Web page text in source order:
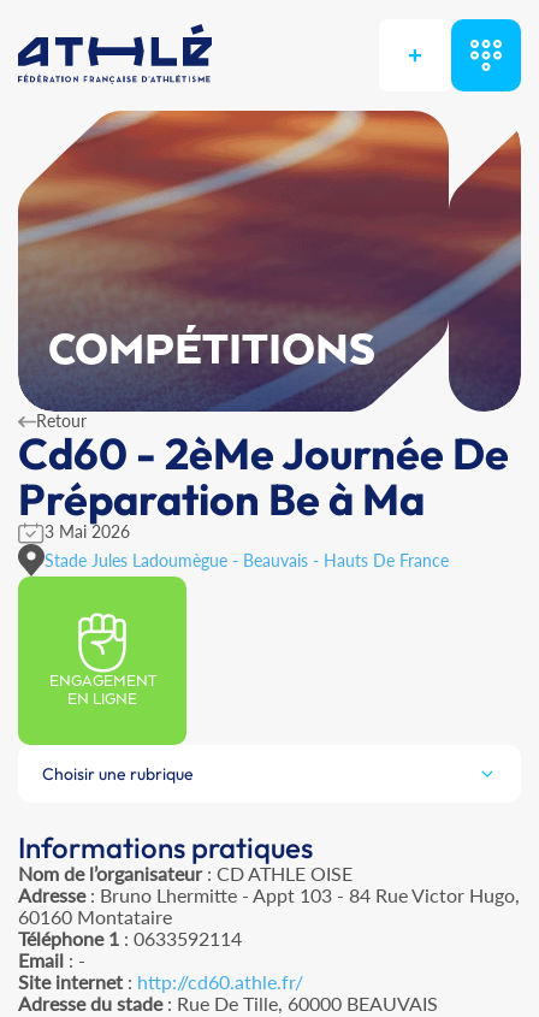
+
COMPÉTITIONS
Retour
Cd60 - 2èMe Journée De
Préparation Be à Ma
3 Mai 2026
Stade Jules Ladoumègue - Beauvais - Hauts De France
ENGAGEMENT
EN LIGNE
Choisir une rubrique
Informations pratiques
Nom de l’organisateur: CD ATHLE OISE
Adresse: Bruno Lhermitte - Appt 103 - 84 Rue Victor Hugo,
60160 Montataire
Téléphone 1 : 0633592114
Email : -
Site internet : http://cd60.athle.fr/
Adresse du stade: Rue De Tille, 60000 BEAUVAIS